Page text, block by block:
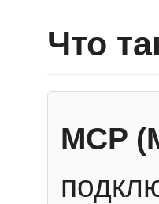
Что
MCP